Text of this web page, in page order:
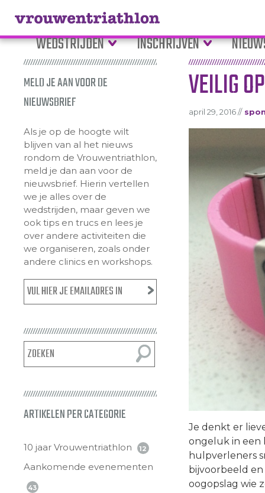
WEDSTRIJDEN INSCHRIJVEN
MELD JE AAN VOOR DE
NIEUWSBRIEF
Als je op de hoogte wilt
blijven van al het nieuws
rondom de Vrouwentriathlon,
meld je dan aan voor de
nieuwsbrief. Hierin vertellen
we je alles over de
wedstrijden, maar geven we
ook tips en trucs en lees je
over andere activiteiten die
we organiseren, zoals onder
andere clinics en workshops.
ARTIKELEN PER CATEGORIE
10 jaar Vrouwentriathlon 12
Aankomende evenementen
43
VEILIG
april 29, 2016 //
Je denkt er
ongeluk in een
hulpverleners
bijvoorbeeld
oogopslag wie